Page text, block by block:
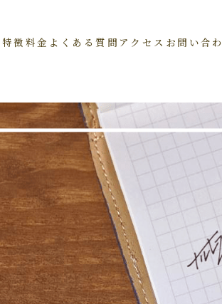
特徴 料金 よくある質問 アクセス お問い合